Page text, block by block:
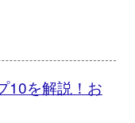
10を解説！お